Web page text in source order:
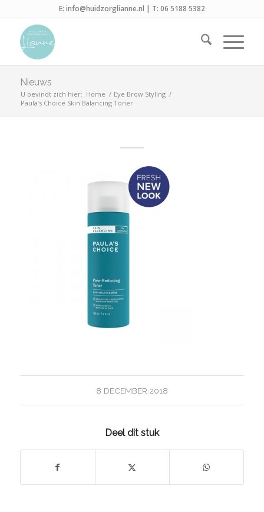
E: info@huidzorglianne.nl | T: 06 5188 5382
Nieuws
U bevindt zich hier: Home / Eye Brow Styling /
Paula’s Choice Skin Balancing Toner
8 DECEMBER 2018
Deel dit stuk